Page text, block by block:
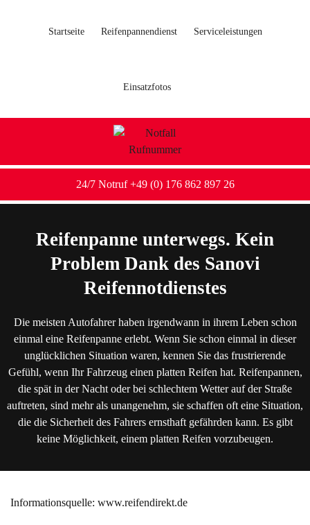
Startseite Reifenpannendienst Serviceleistungen
Einsatzfotos
24/7 Notruf +49 (0) 176 862 897 26
Reifenpanne unterwegs. Kein
Problem Dank des Sanovi
Reifennotdienstes
Die meisten Autofahrer haben irgendwann in ihrem Leben schon
einmal eine Reifenpanne erlebt. Wenn Sie schon einmal in dieser
unglücklichen Situation waren, kennen Sie das frustrierende
Gefühl, wenn Ihr Fahrzeug einen platten Reifen hat. Reifenpannen,
die spät in der Nacht oder bei schlechtem Wetter auf der Straße
auftreten, sind mehr als unangenehm, sie schaffen oft eine Situation,
die die Sicherheit des Fahrers ernsthaft gefährden kann. Es gibt
keine Möglichkeit, einem platten Reifen vorzubeugen.
Informationsquelle: www.reifendirekt.de